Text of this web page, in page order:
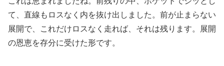
て、直線もロスなく内を抜け出しました。前が止まらない
展開で、これだけロスなく走れば、それは残ります。展開
の恩恵を存分に受けた形です。